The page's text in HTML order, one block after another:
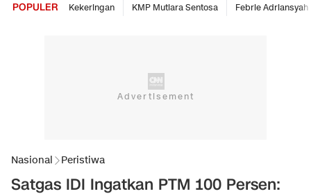
POPULER Kekeringan KMP Mutiara Sentosa Febrie Adriansyah
Nasional Peristiwa
Satgas IDI Ingatkan PTM 100 Persen: